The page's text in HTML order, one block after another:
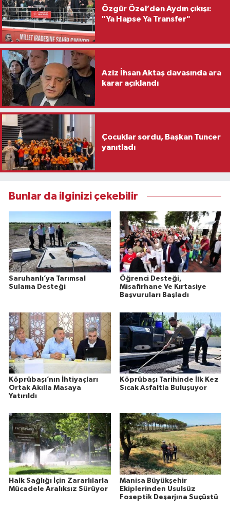
Özgür Özel’den Aydın çıkışı:
"Ya Hapse Ya Transfer"
Aziz İhsan Aktaş davasında ara
karar açıklandı
Çocuklar sordu, Başkan Tuncer
yanıtladı
Bunlar da ilginizi çekebilir
Saruhanlı’ya Tarımsal
Sulama Desteği
Öğrenci Desteği,
Misafirhane Ve Kırtasiye
Başvuruları Başladı
Köprübaşı’nın İhtiyaçları
Ortak Akılla Masaya
Yatırıldı
Köprübaşı Tarihinde İlk Kez
Sıcak Asfaltla Buluşuyor
Halk Sağlığı İçin Zararlılarla
Mücadele Aralıksız Sürüyor
Manisa Büyükşehir
Ekiplerinden Usulsüz
Foseptik Deşarjına Suçüstü